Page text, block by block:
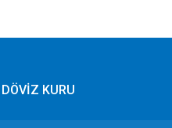
DÖVİZ KURU